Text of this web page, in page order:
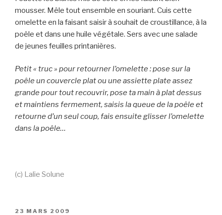
mousser. Mêle tout ensemble en souriant. Cuis cette
omelette en la faisant saisir à souhait de croustillance, à la
poêle et dans une huile végétale. Sers avec une salade
de jeunes feuilles printanières.
Petit « truc » pour retourner l’omelette : pose sur la
poêle un couvercle plat ou une assiette plate assez
grande pour tout recouvrir, pose ta main à plat dessus
et maintiens fermement, saisis la queue de la poêle et
retourne d’un seul coup, fais ensuite glisser l’omelette
dans la poêle…
(c) Lalie Solune
PUBLIÉ
23 MARS 2009